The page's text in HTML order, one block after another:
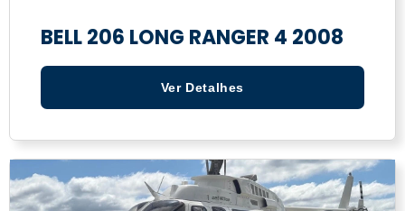
BELL 206 LONG RANGER 4 2008
Ver Detalhes